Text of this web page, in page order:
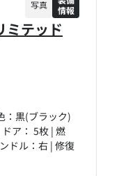
ミテッド
：黒(ブラック)
ア： 5枚 | 燃
ドル：右 | 修復
写真
情報